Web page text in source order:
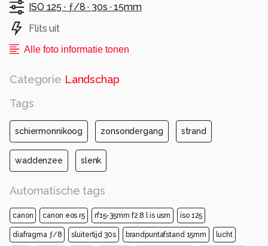
ISO 125 · ƒ/8 · 30s ·15mm
Flits uit
Alle foto informatie tonen
Categorie Landschap
Tags
schiermonnikoog zonsondergang strand
waddenzee slenk
Automatische tags
canon canon eos r5 rf15-35mm f2.8 l is usm iso 125
diafragma ƒ/8 sluitertijd 30s brandpuntafstand 15mm lucht